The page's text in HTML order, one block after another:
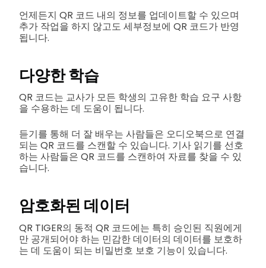
언제든지 QR 코드 내의 정보를 업데이트할 수 있으며
추가 작업을 하지 않고도 세부정보에 QR 코드가 반영
됩니다.
다양한 학습
QR 코드는 교사가 모든 학생의 고유한 학습 요구 사항
을 수용하는 데 도움이 됩니다.
듣기를 통해 더 잘 배우는 사람들은 오디오북으로 연결
되는 QR 코드를 스캔할 수 있습니다. 기사 읽기를 선호
하는 사람들은 QR 코드를 스캔하여 자료를 찾을 수 있
습니다.
암호화된 데이터
QR TIGER의 동적 QR 코드에는 특히 승인된 직원에게
만 공개되어야 하는 민감한 데이터의 데이터를 보호하
는 데 도움이 되는 비밀번호 보호 기능이 있습니다.